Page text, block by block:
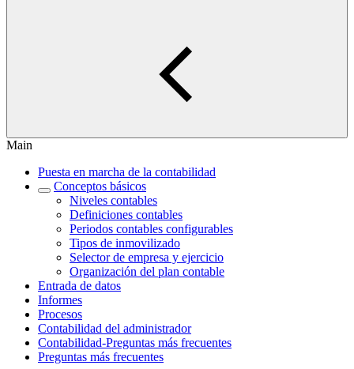
Main
Puesta en marcha de la contabilidad
Conceptos básicos
Niveles contables
Definiciones contables
Periodos contables configurables
Tipos de inmovilizado
Selector de empresa y ejercicio
Organización del plan contable
Entrada de datos
Informes
Procesos
Contabilidad del administrador
Contabilidad-Preguntas más frecuentes
Preguntas más frecuentes